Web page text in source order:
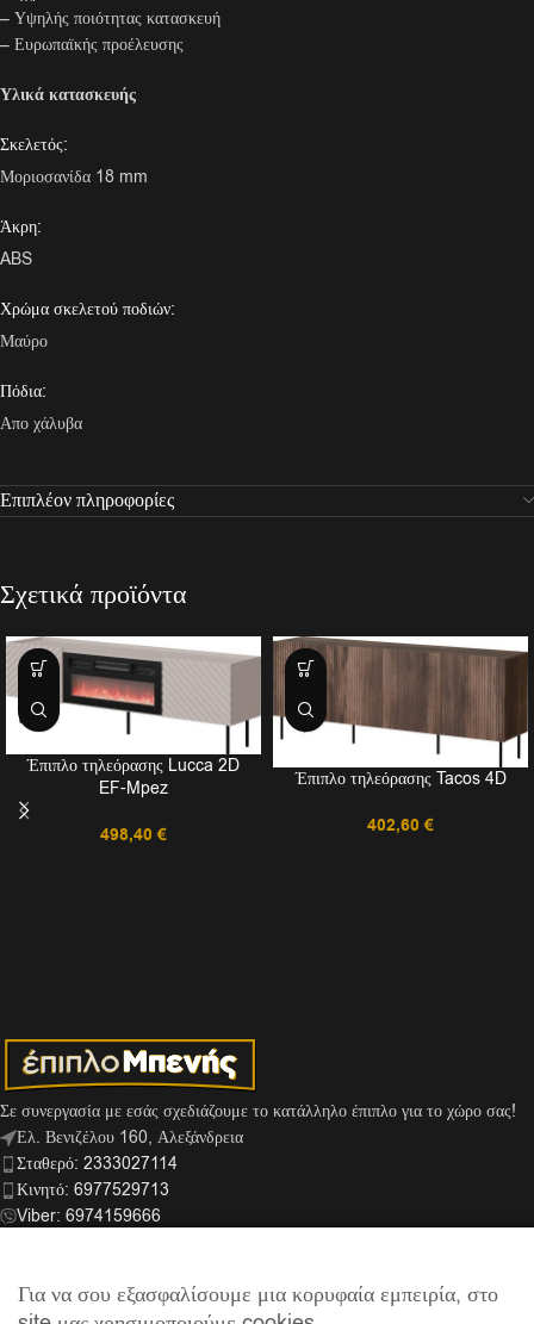
– Υψηλής ποιότητας κατασκευή
– Ευρωπαϊκής προέλευσης
Υλικά κατασκευής
Σκελετός:
Μοριοσανίδα 18 mm
Άκρη:
ABS
Χρώμα σκελετού ποδιών:
Μαύρο
Πόδια:
Απο χάλυβα
Επιπλέον πληροφορίες
Σχετικά προϊόντα
Έπιπλο τηλεόρασης Lucca 2D
EF-Mpez
498,40 €
Έπιπλο τηλεόρασης Tacos 4D
402,60 €
Σε συνεργασία με εσάς σχεδιάζουμε το κατάλληλο έπιπλο για το χώρο σας!
Ελ. Βενιζέλου 160, Αλεξάνδρεια
Σταθερό: 2333027114
Κινητό: 6977529713
Viber: 6974159666
Για να σου εξασφαλίσουμε μια κορυφαία εμπειρία, στο